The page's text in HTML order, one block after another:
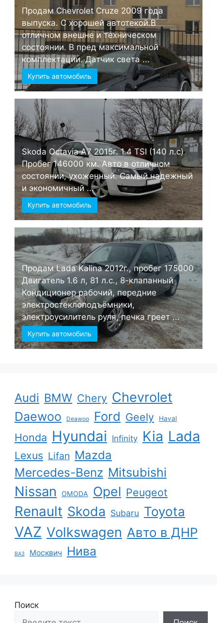
Продам Chevrolet Cruze 2009 года
выпуска. С хорошей автотекой.В
отличном внешне и техническом
состоянии. В пред максимальной
комплектации. Датчик света ...
Купить автомобиль
Skoda Octavia А7 2015г. 1.4 TSI (140 л.с)
Пробег 146000 км. Авто в отличном
состоянии, ухоженный. Самый надежный
и экономичный ...
Купить автомобиль
Продам Lada Kalina 2012г., пробег 175000
Двигатель 1.6 л, 81 л.с., 8-клапанный
Кондиционер рабочий, передние
электростеклоподъёмники,
электроусилитель руля, печка греет ...
Купить автомобиль
Audi BMW Chery Chevrolet
Daewoo Deawoo Ford Geely Haval
Honda Hyundai Infinity Kia Lada
Lexus Lifan Mazda
Mercedes-Benz Mitsubishi
Nissan OMODA Opel Peugeot
Renault Skoda Subaru Toyota
VAZ Volkswagen Авто в ДНР
ВАЗ Москвич Нива
Поиск